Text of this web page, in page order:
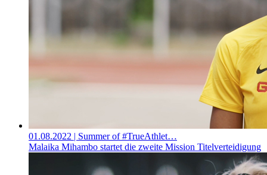
01.08.2022 | Summer of #TrueAthlet…
Malaika Mihambo startet die zweite Mission Titelverteidigung